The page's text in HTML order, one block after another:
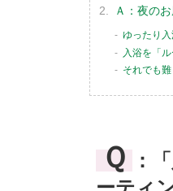
Ａ：夜の
ゆったり入
入浴を「
それでも
Ｑ
：